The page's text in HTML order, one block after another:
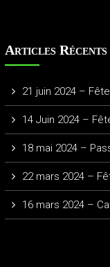
Articles Récents
21 juin 2024 –
14 Juin 2024 –
18 mai 2024 –
22 mars 2024 –
16 mars 2024 –